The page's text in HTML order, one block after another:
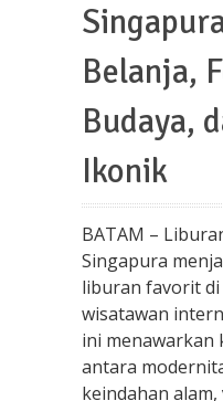
Belanja,
Budaya,
Ikonik
BATAM –
Singapura
liburan favorit
wisatawan
ini menawarkan
antara
keindahan